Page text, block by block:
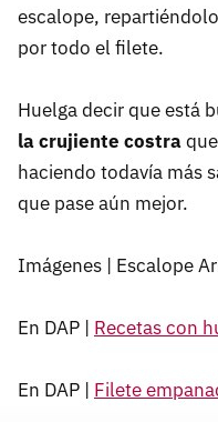
escalope,
por todo el filete.
Huelga decir que está
la crujiente costra
haciendo todavía más
que pase aún mejor.
Imágenes | Escalope
En DAP | Recetas con
En DAP | Filete